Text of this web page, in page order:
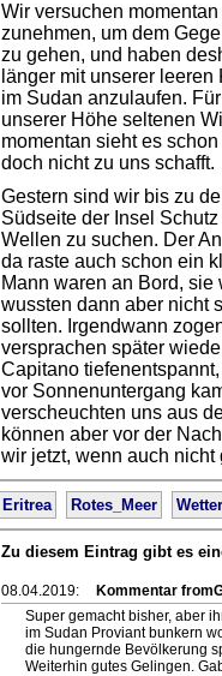
Wir versuchen
zunehmen, um dem
zu gehen, und haben
länger mit unserer
im Sudan anzulaufen.
unserer Höhe seltenen
momentan sieht es
doch nicht zu uns schafft.
Gestern sind wir bis zu
Südseite der Insel
Wellen zu suchen. Der
da raste auch schon ein
Mann waren an Bord,
wussten dann aber nicht
sollten. Irgendwann
versprachen später
Capitano
vor Sonnenuntergang
verscheuchten uns aus
können aber vor der
wir jetzt, wenn auch nicht
Eritrea Rotes_Meer Wetter
Zu diesem Eintrag gibt es
08.04.2019:
Kommentar
Super gemacht bisher, aber
im Sudan Proviant bunkern
die hungernde Bevölkerung
Weiterhin gutes Gelingen.